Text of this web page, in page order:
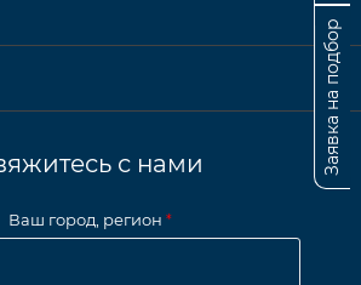
с нами
Ваш город, регион *
Заявка на подбор